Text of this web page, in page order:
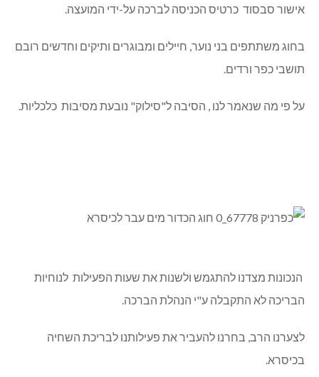
אישור סבסוד כרטיס הכניסה לברכה על-ידי המועצה.
בחוג משתתפים בני נוער, חיילים ומבוגרים ותיקים וחדשים רובם
תושבי כפר ורדים.
על פי מה שנאמר לנו , הסיבה ל"סילוק" נובעת מסיבות כלכליות.
הנכונות מצדנו להתגמש ולשנות את שעות הפעילות לנוחיות
הבריכה לא התקבלה ע"י הנהלת הברכה.
לצערנו הרב, בחרנו להעביר את פעילותנו לבריכת השחיה
בכיסרא.